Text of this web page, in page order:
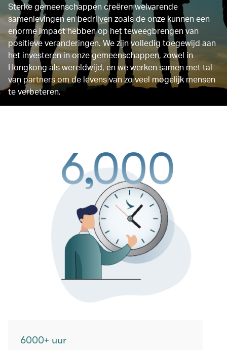
Sterke gemeenschappen creëren welvarende
samenlevingen en bedrijven zoals de onze kunnen een
enorme impact hebben op het teweegbrengen van
positieve veranderingen. We zijn volledig toegewijd aan
het investeren in onze gemeenschappen, zowel in
Hongkong als wereldwijd, en we werken samen met tal
van partners om de levens van zo veel mogelijk mensen
te verbeteren.
6000+ uur